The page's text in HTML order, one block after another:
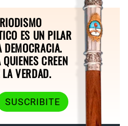
ES UN PILAR
DEMOCRACIA.
CREEN
VERDAD.
SUSCRIBITE